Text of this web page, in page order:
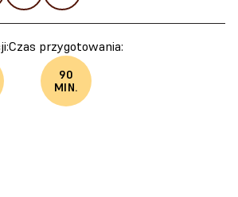
Czas przygotowania:
90
MIN.